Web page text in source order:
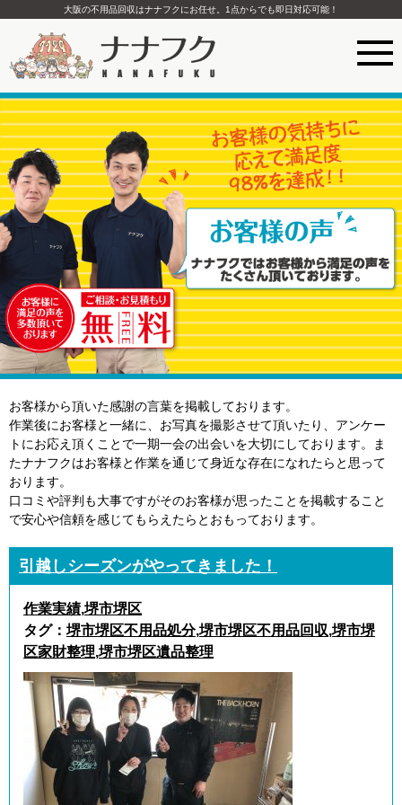
大阪の不用品回収はナナフクにお任せ。1点からでも即日対応可能！
お客様から頂いた感謝の言葉を掲載しております。
作業後にお客様と一緒に、お写真を撮影させて頂いたり、アンケー
トにお応え頂くことで一期一会の出会いを大切にしております。ま
たナナフクはお客様と作業を通じて身近な存在になれたらと思って
おります。
口コミや評判も大事ですがそのお客様が思ったことを掲載すること
で安心や信頼を感じてもらえたらとおもっております。
引越しシーズンがやってきました！
作業実績,堺市堺区
タグ： 堺市堺区不用品処分,堺市堺区不用品回収,堺市堺
区家財整理,堺市堺区遺品整理